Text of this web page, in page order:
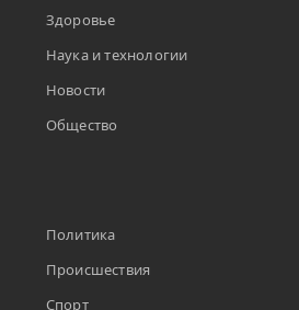
Здоровье
Наука и технологии
Новости
Общество
Политика
Происшествия
Спорт